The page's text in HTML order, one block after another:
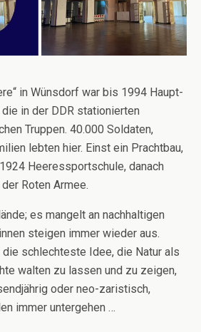
in Wünsdorf war bis 1994 Haupt-
in der DDR stationierten
Truppen. 40.000 Soldaten,
lebten hier. Einst ein Prachtbau,
Heeressportschule, danach
Roten Armee.
es mangelt an nachhaltigen
steigen immer wieder aus.
schlechteste Idee, die Natur als
walten zu lassen und zu zeigen,
oder neo-zaristisch,
immer untergehen …